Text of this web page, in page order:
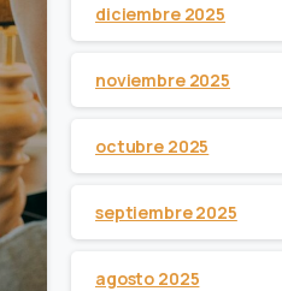
diciembre 2025
noviembre 2025
octubre 2025
septiembre 2025
agosto 2025